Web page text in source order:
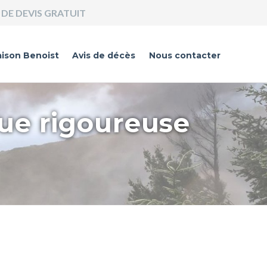
DEVIS GRATUIT
Benoist Avis de décès Nous contacter
rigoureuse